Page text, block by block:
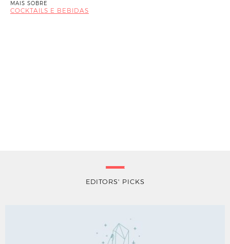
MAIS SOBRE
COCKTAILS E BEBIDAS
EDITORS' PICKS